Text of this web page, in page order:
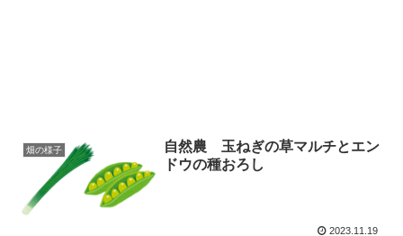
畑の様子
自然農 玉ねぎの草マルチとエン
ドウの種おろし
2023.11.19